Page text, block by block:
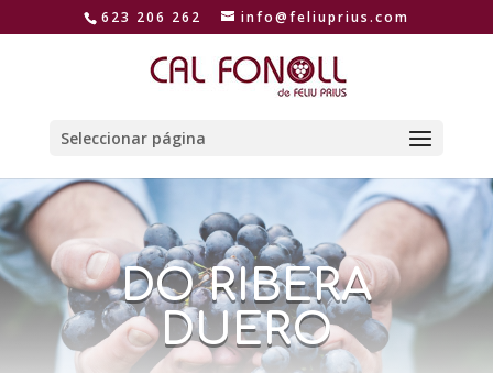
623 206 262 info@feliuprius.com
Seleccionar página
DO RIBERA
DUERO